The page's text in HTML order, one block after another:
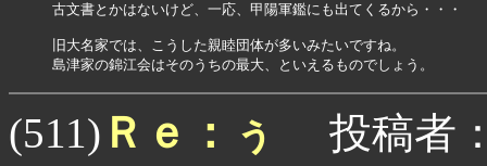
古文書とかはないけど、一応、甲陽軍鑑にも出てくるから・・・
旧大名家では、こうした親睦団体が多いみたいですね。
島津家の錦江会はそのうちの最大、といえるものでしょう。
(511) Ｒｅ：ぅ 投稿者